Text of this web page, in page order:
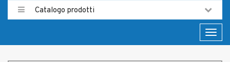
Catalogo prodotti